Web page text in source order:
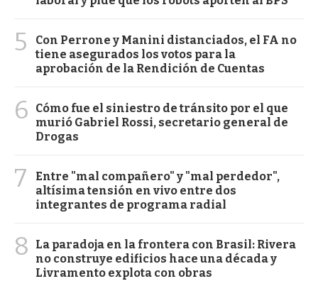
5
Con Perrone y Manini distanciados, el FA no
tiene asegurados los votos para la
aprobación de la Rendición de Cuentas
6
Cómo fue el siniestro de tránsito por el que
murió Gabriel Rossi, secretario general de
Drogas
7
Entre "mal compañero" y "mal perdedor",
altísima tensión en vivo entre dos
integrantes de programa radial
8
La paradoja en la frontera con Brasil: Rivera
no construye edificios hace una década y
Livramento explota con obras